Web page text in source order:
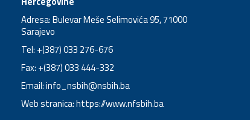
Adresa: Bulevar Meše Selimovića 95, 71000
Sarajevo
Tel: +(387) 033 276-676
Fax: +(387) 033 444-332
Email:info_nsbih@nsbih.ba
Web stranica: https://www.nfsbih.ba